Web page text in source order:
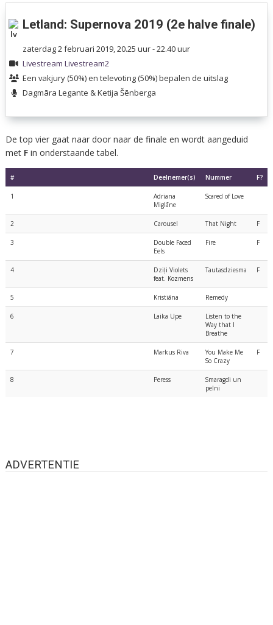
Letland: Supernova 2019 (2e halve finale)
zaterdag 2 februari 2019, 20.25 uur - 22.40 uur
Livestream Livestream2
Een vakjury (50%) en televoting (50%) bepalen de uitslag
Dagmāra Legante & Ketija Šēnberga
De top vier gaat naar door naar de finale en wordt aangeduid
met F in onderstaande tabel.
# Deelnemer(s) Nummer F?
1
Adriana
Miglāne
Scared of Love
2 Carousel That Night F
3
Double Faced
Eels
Fire F
4
Dziļi Violets
feat. Kozmens
Tautasdziesma F
5 Kristiāna Remedy
6 Laika Upe
Listen to the
Way that I
Breathe
7 Markus Riva
You Make Me
So Crazy
F
8 Peress
Smaragdi un
pelni
ADVERTENTIE